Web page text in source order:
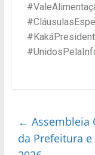
← Assembleia
da Prefeitura